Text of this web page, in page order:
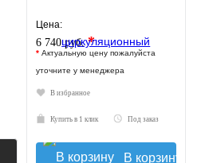
Цена:
6 740 руб.*
* Актуальную цену пожалуйста
уточните у менеджера
В избранное
Купить в 1 клик Под заказ
В корзину